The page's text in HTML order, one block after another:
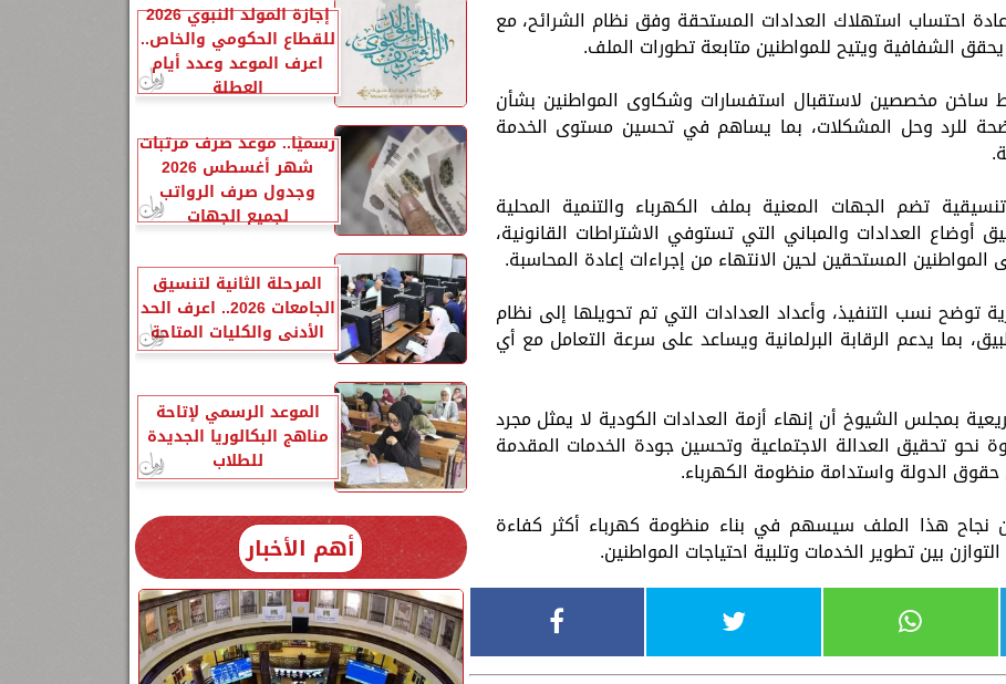
احتساب استهلاك العدادات المستحقة وفق نظام الشرائح، مع
الشفافية ويتيح للمواطنين متابعة تطورات الملف.
ساخن مخصصين لاستقبال استفسارات وشكاوى المواطنين بشأن
للرد وحل المشكلات، بما يساهم في تحسين مستوى الخدمة
تضم الجهات المعنية بملف الكهرباء والتنمية المحلية
أوضاع العدادات والمباني التي تستوفي الاشتراطات القانونية،
المستحقين لحين الانتهاء من إجراءات إعادة المحاسبة.
توضح نسب التنفيذ، وأعداد العدادات التي تم تحويلها إلى نظام
بما يدعم الرقابة البرلمانية ويساعد على سرعة التعامل مع أي
بمجلس الشيوخ أن إنهاء أزمة العدادات الكودية لا يمثل مجرد
نحو تحقيق العدالة الاجتماعية وتحسين جودة الخدمات المقدمة
الدولة واستدامة منظومة الكهرباء.
نجاح هذا الملف سيسهم في بناء منظومة كهرباء أكثر كفاءة
بين تطوير الخدمات وتلبية احتياجات المواطنين.
إجازة المولد النبوي 2026
للقطاع الحكومي والخاص..
اعرف الموعد وعدد أيام
العطلة
رسميًا.. موعد صرف مرتبات
شهر أغسطس 2026
وجدول صرف الرواتب
لجميع الجهات
المرحلة الثانية لتنسيق
الجامعات 2026.. اعرف الحد
الأدنى والكليات المتاحة
الموعد الرسمي لإتاحة
مناهج البكالوريا الجديدة
للطلاب
أهم الأخبار